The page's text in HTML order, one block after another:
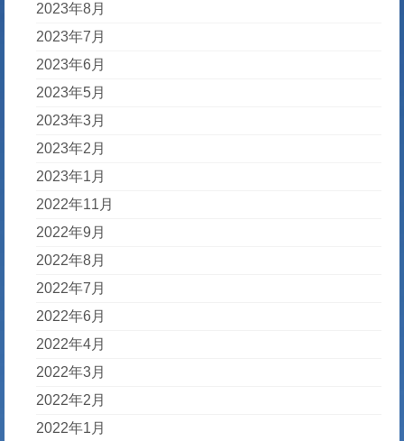
2023年8月
2023年7月
2023年6月
2023年5月
2023年3月
2023年2月
2023年1月
2022年11月
2022年9月
2022年8月
2022年7月
2022年6月
2022年4月
2022年3月
2022年2月
2022年1月